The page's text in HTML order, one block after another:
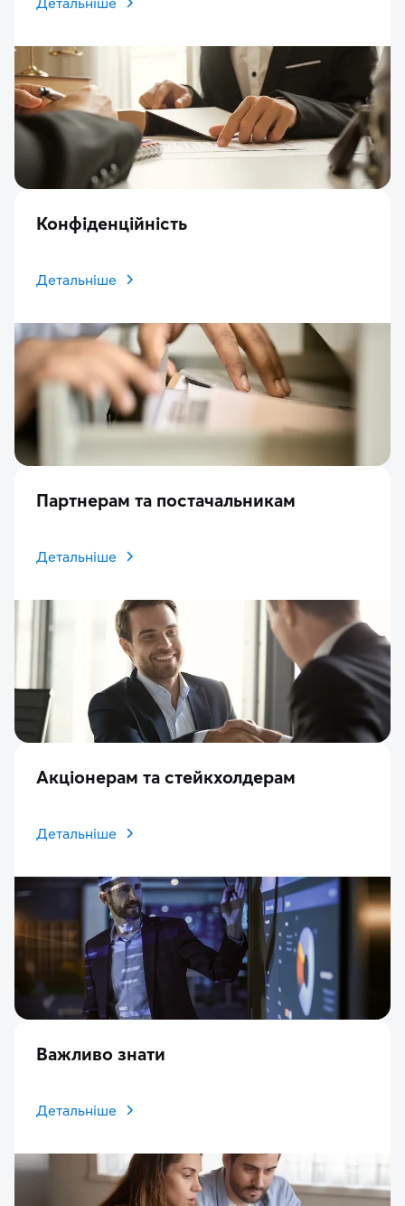
Конфіденційність
Детальніше
Партнерам та постачальникам
Детальніше
Акціонерам та стейкхолдерам
Детальніше
Важливо знати
Детальніше